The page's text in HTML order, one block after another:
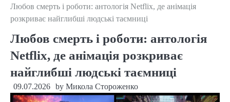
Любов смерть і роботи: антологія Netflix, де анімація
розкриває найглибші людські таємниці
Любов смерть і роботи: антологія
Netflix, де анімація розкриває
найглибші людські таємниці
09.07.2026 by Микола Стороженко